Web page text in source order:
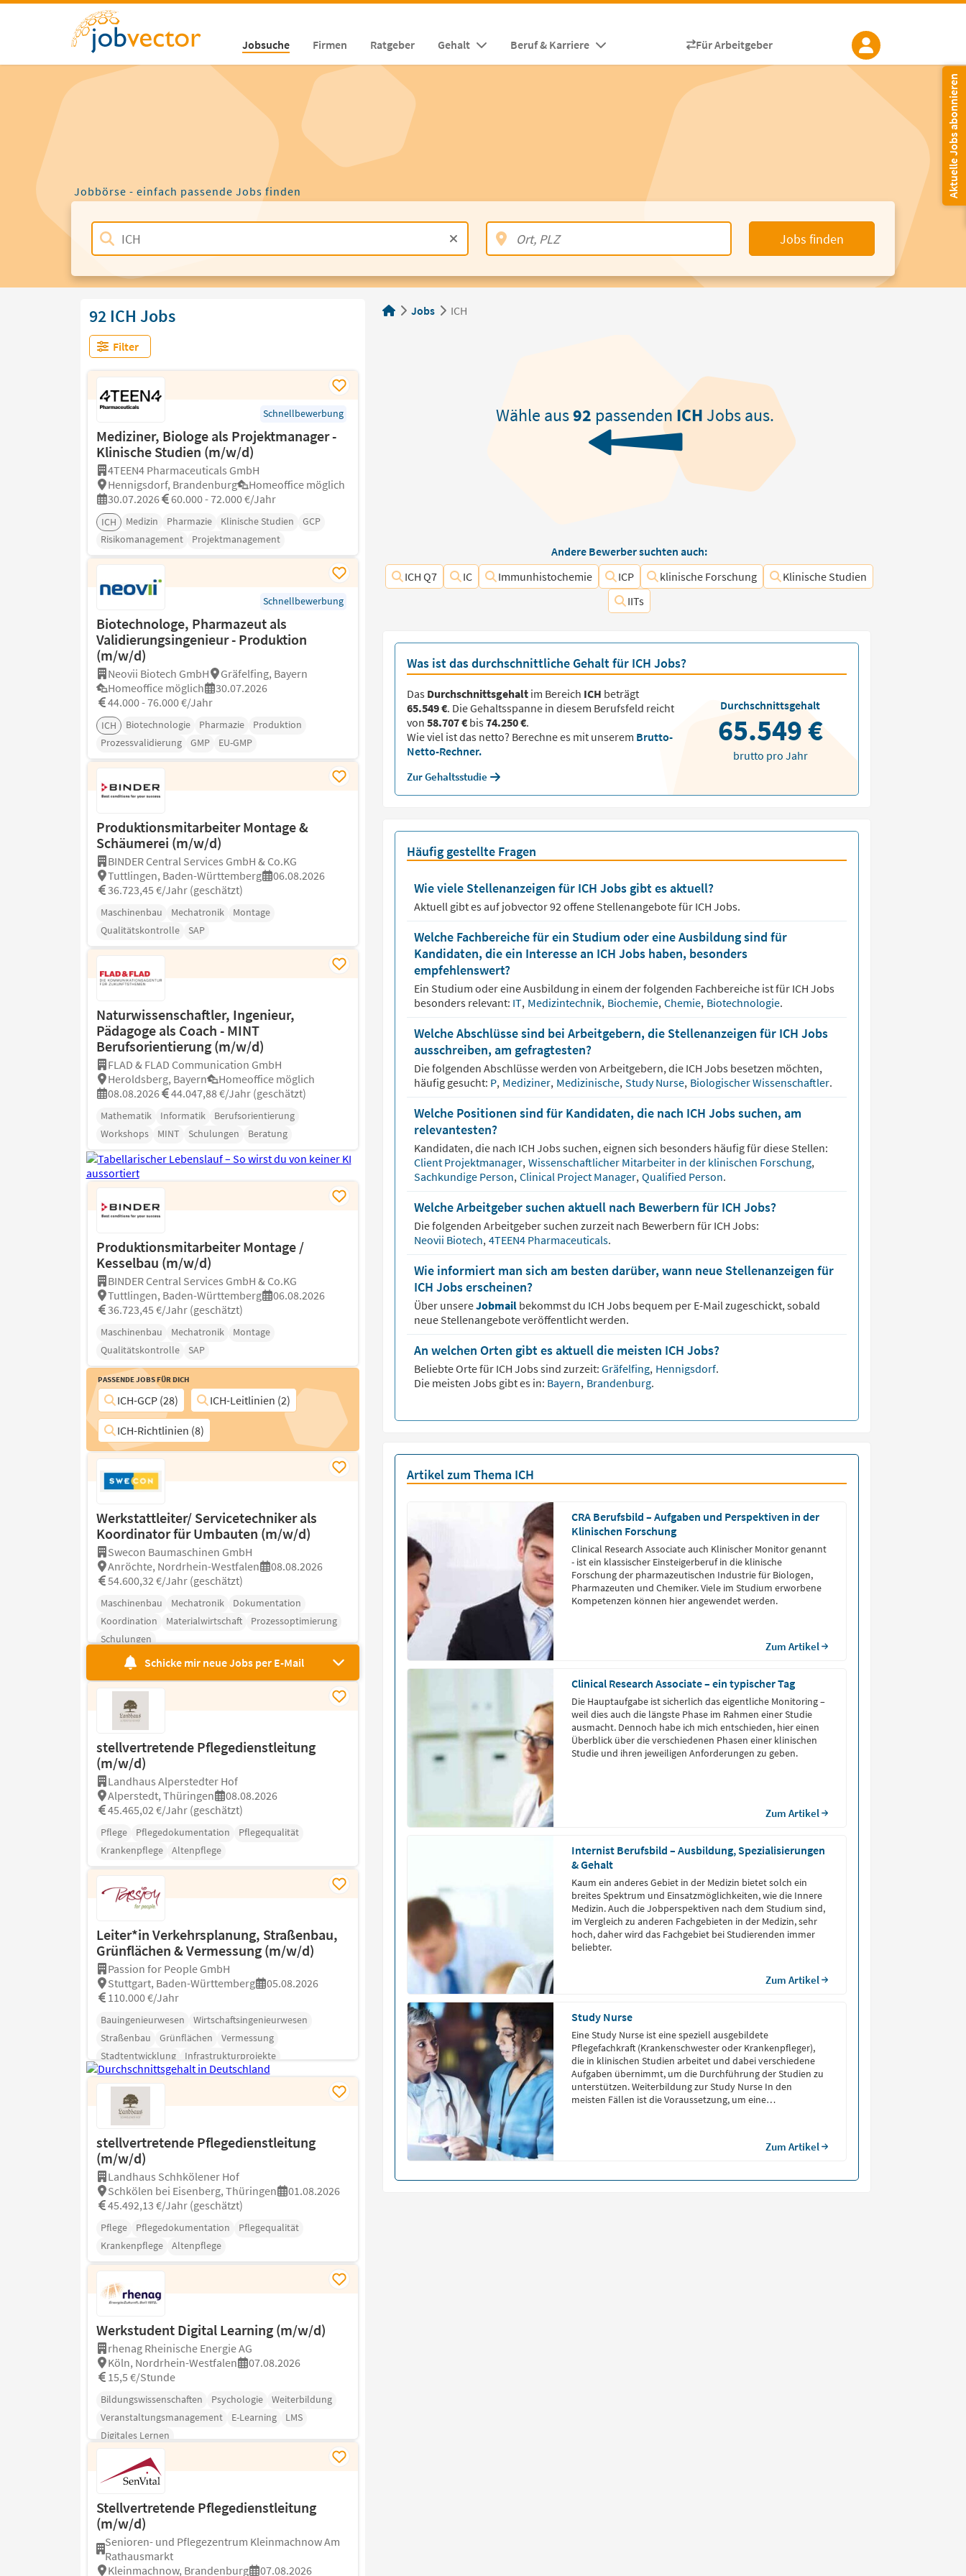
Jobsuche Firmen Ratgeber Gehalt Beruf & Karriere Für Arbeitgeber
Aktuelle Jobs abonnieren
Jobbörse - einfach passende Jobs finden
Jobs finden
92 ICH Jobs
Filter
Schnellbewerbung
Mediziner, Biologe als Projektmanager -
Klinische Studien (m/w/d)
4TEEN4 Pharmaceuticals GmbH
Hennigsdorf, Brandenburg
Homeoffice möglich
30.07.2026
60.000 - 72.000 €/Jahr
ICH Medizin Pharmazie Klinische Studien
GCP
Risikomanagement
Projektmanagement
Schnellbewerbung
Biotechnologe, Pharmazeut als
Validierungsingenieur - Produktion
(m/w/d)
Neovii Biotech GmbH
Gräfelfing, Bayern
Homeoffice möglich
30.07.2026
44.000 - 76.000 €/Jahr
ICH Biotechnologie Pharmazie
Produktion
Prozessvalidierung
GMP EU-GMP
Produktionsmitarbeiter Montage &
Schäumerei (m/w/d)
BINDER Central Services GmbH & Co.KG
Tuttlingen, Baden-Württemberg
06.08.2026
36.723,45 €/Jahr (geschätzt)
Maschinenbau Mechatronik
Montage
Qualitätskontrolle
SAP
Naturwissenschaftler, Ingenieur,
Pädagoge als Coach - MINT
Berufsorientierung (m/w/d)
FLAD & FLAD Communication GmbH
Heroldsberg, Bayern
Homeoffice möglich
08.08.2026
44.047,88 €/Jahr (geschätzt)
Mathematik Informatik
Berufsorientierung
Workshops
MINT Schulungen Beratung
Produktionsmitarbeiter Montage /
Kesselbau (m/w/d)
BINDER Central Services GmbH & Co.KG
Tuttlingen, Baden-Württemberg
06.08.2026
36.723,45 €/Jahr (geschätzt)
Maschinenbau Mechatronik
Montage
Qualitätskontrolle
SAP
Passende Jobs für Dich
ICH-GCP (28)
ICH-Leitlinien (2)
ICH-Richtlinien (8)
Werkstattleiter/ Servicetechniker als
Koordinator für Umbauten (m/w/d)
Swecon Baumaschinen GmbH
Anröchte, Nordrhein-Westfalen
08.08.2026
54.600,32 €/Jahr (geschätzt)
Maschinenbau Mechatronik
Dokumentation
Koordination
Materialwirtschaft
Prozessoptimierung
Schulungen
Schicke mir neue Jobs per E-Mail
stellvertretende Pflegedienstleitung
(m/w/d)
Landhaus Alperstedter Hof
Alperstedt, Thüringen
08.08.2026
45.465,02 €/Jahr (geschätzt)
Pflege Pflegedokumentation
Pflegequalität
Krankenpflege
Altenpflege
Leiter*in Verkehrsplanung, Straßenbau,
Grünflächen & Vermessung (m/w/d)
Passion for People GmbH
Stuttgart, Baden-Württemberg
05.08.2026
110.000 €/Jahr
Bauingenieurwesen
Wirtschaftsingenieurwesen
Straßenbau
Grünflächen
Vermessung
Stadtentwicklung
Infrastrukturprojekte
stellvertretende Pflegedienstleitung
(m/w/d)
Landhaus Schhkölener Hof
Schkölen bei Eisenberg, Thüringen
01.08.2026
45.492,13 €/Jahr (geschätzt)
Pflege Pflegedokumentation
Pflegequalität
Krankenpflege
Altenpflege
Werkstudent Digital Learning (m/w/d)
rhenag Rheinische Energie AG
Köln, Nordrhein-Westfalen
07.08.2026
15,5 €/Stunde
Bildungswissenschaften Psychologie
Weiterbildung
Veranstaltungsmanagement
E-Learning
LMS
Digitales Lernen
Stellvertretende Pflegedienstleitung
(m/w/d)
Senioren- und Pflegezentrum Kleinmachnow Am
Rathausmarkt
Kleinmachnow, Brandenburg
07.08.2026
Jobs ICH
Wähle aus92 passenden ICH Jobs aus.
Andere Bewerber suchten auch:
ICH Q7
IC Immunhistochemie ICP klinische Forschung
Klinische Studien
IITs
Was ist das durchschnittliche Gehalt für ICH Jobs?
Das Durchschnittsgehaltim Bereich ICH beträgt
65.549 €. Die Gehaltsspanne in diesem Berufsfeld reicht
von 58.707 €bis74.250 €.
Wie viel ist das netto? Berechne es mit unserem Brutto-
Netto-Rechner.
Zur Gehaltsstudie
Durchschnittsgehalt
65.549 €
brutto pro Jahr
Häufig gestellte Fragen
Wie viele Stellenanzeigen für ICH Jobs gibt es aktuell?
Aktuell gibt es auf jobvector92offene Stellenangebote für ICH Jobs.
Welche Fachbereiche für ein Studium oder eine Ausbildung sind für
Kandidaten, die ein Interesse an ICH Jobs haben, besonders
empfehlenswert?
Ein Studium oder eine Ausbildung in einem der folgenden Fachbereiche ist für ICH Jobs
besonders relevant: IT, Medizintechnik, Biochemie, Chemie, Biotechnologie.
Welche Abschlüsse sind bei Arbeitgebern, die Stellenanzeigen für ICH Jobs
ausschreiben, am gefragtesten?
Die folgenden Abschlüsse werden von Arbeitgebern, die ICH Jobs besetzen möchten,
häufig gesucht: P, Mediziner, Medizinische, Study Nurse, Biologischer Wissenschaftler.
Welche Positionen sind für Kandidaten, die nach ICH Jobs suchen, am
relevantesten?
Kandidaten, die nach ICH Jobs suchen, eignen sich besonders häufig für diese Stellen:
Client Projektmanager, Wissenschaftlicher Mitarbeiter in der klinischen Forschung,
Sachkundige Person, Clinical Project Manager, Qualified Person.
Welche Arbeitgeber suchen aktuell nach Bewerbern für ICH Jobs?
Die folgenden Arbeitgeber suchen zurzeit nach Bewerbern für ICH Jobs:
Neovii Biotech, 4TEEN4 Pharmaceuticals.
Wie informiert man sich am besten darüber, wann neue Stellenanzeigen für
ICH Jobs erscheinen?
Über unsereJobmail bekommst du ICH Jobs bequem per E-Mail zugeschickt, sobald
neue Stellenangebote veröffentlicht werden.
An welchen Orten gibt es aktuell die meisten ICH Jobs?
Beliebte Orte für ICH Jobs sind zurzeit: Gräfelfing, Hennigsdorf.
Die meisten Jobs gibt es in: Bayern, Brandenburg.
Artikel zum Thema ICH
CRA Berufsbild – Aufgaben und Perspektiven in der
Klinischen Forschung
Clinical Research Associate auch Klinischer Monitor genannt
- ist ein klassischer Einsteigerberuf in die klinische
Forschung der pharmazeutischen Industrie für Biologen,
Pharmazeuten und Chemiker. Viele im Studium erworbene
Kompetenzen können hier angewendet werden.
Zum Artikel
Clinical Research Associate – ein typischer Tag
Die Hauptaufgabe ist sicherlich das eigentliche Monitoring –
weil dies auch die längste Phase im Rahmen einer Studie
ausmacht. Dennoch habe ich mich entschieden, hier einen
Überblick über die verschiedenen Phasen einer klinischen
Studie und ihren jeweiligen Anforderungen zu geben.
Zum Artikel
Internist Berufsbild – Ausbildung, Spezialisierungen
& Gehalt
Kaum ein anderes Gebiet in der Medizin bietet solch ein
breites Spektrum und Einsatzmöglichkeiten, wie die Innere
Medizin. Auch die Jobperspektiven nach dem Studium sind,
im Vergleich zu anderen Fachgebieten in der Medizin, sehr
hoch, daher wird das Fachgebiet bei Studierenden immer
beliebter.
Zum Artikel
Study Nurse
Eine Study Nurse ist eine speziell ausgebildete
Pflegefachkraft (Krankenschwester oder Krankenpfleger),
die in klinischen Studien arbeitet und dabei verschiedene
Aufgaben übernimmt, um die Durchführung der Studien zu
unterstützen. Weiterbildung zur Study Nurse In den
meisten Fällen ist die Voraussetzung, um eine
Zum Artikel